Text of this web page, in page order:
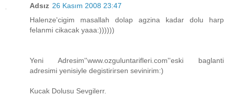
Adsız 26 Kasım 2008 23:47
Halenze'cigim masallah dolap agzina kadar dolu harp
felanmi cikacak yaaa:))))))
Yeni Adresim''www.ozguluntarifleri.com''eski baglanti
adresimi yenisiyle degistirirsen sevinirim:)
Kucak Dolusu Sevgilerr.